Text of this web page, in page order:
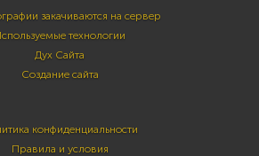
закачиваются на сервер
технологии
Дух Сайта
Создание сайта
конфиденциальности
Правила и условия